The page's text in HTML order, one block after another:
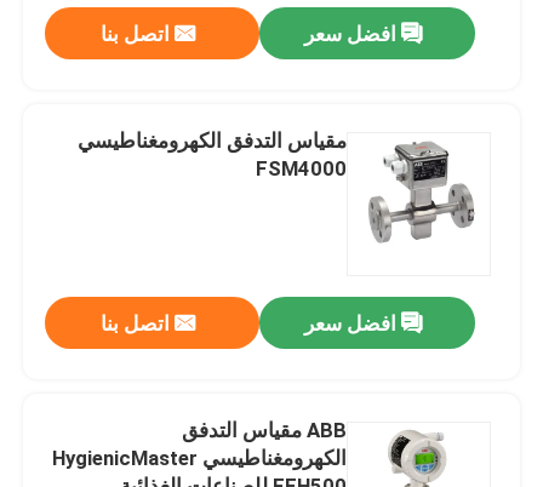
حول بنا
ضبط الجودة
اتصل بنا
طلب اقتباس
مولد الأوكسجين PSA
افضل سعر اتصل بنا
مقياس التدفق الكهرومغناطيسي
FSM4000
افضل سعر اتصل بنا
ABB مقياس التدفق
الكهرومغناطيسي HygienicMaster